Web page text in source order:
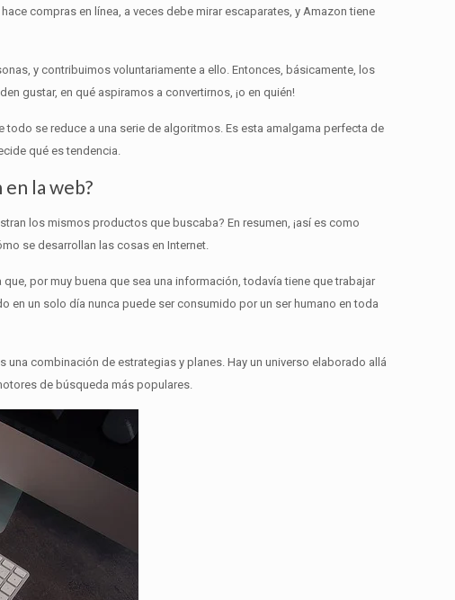
compras en línea, a veces debe mirar escaparates, y Amazon tiene
y contribuimos voluntariamente a ello.Entonces, básicamente, los
gustar, en qué aspiramos a convertirnos, ¡o en quién!
todo se reduce a una serie de algoritmos.Es esta amalgama perfecta de
qué es tendencia.
la web?
los mismos productos que buscaba?En resumen, ¡así es como
se desarrollan las cosas en Internet.
por muy buena que sea una información, todavía tiene que trabajar
un solo día nunca puede ser consumido por un ser humano en toda
una combinación de estrategias y planes.Hay un universo elaborado allá
de búsqueda más populares.